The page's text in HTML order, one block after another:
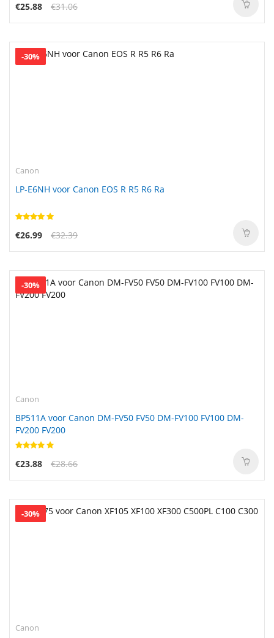
€25.88 €31.06
-30%
Canon
LP-E6NH voor Canon EOS R R5 R6 Ra
€26.99 €32.39
-30%
Canon
BP511A voor Canon DM-FV50 FV50 DM-FV100 FV100 DM-
FV200 FV200
€23.88 €28.66
-30%
Canon